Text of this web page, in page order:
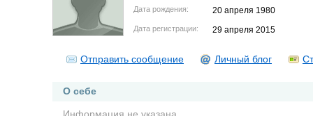
Дата рождения: 20 апреля 1980
Дата регистрации: 29 апреля 2015
Отправить сообщение Личный блог
О себе